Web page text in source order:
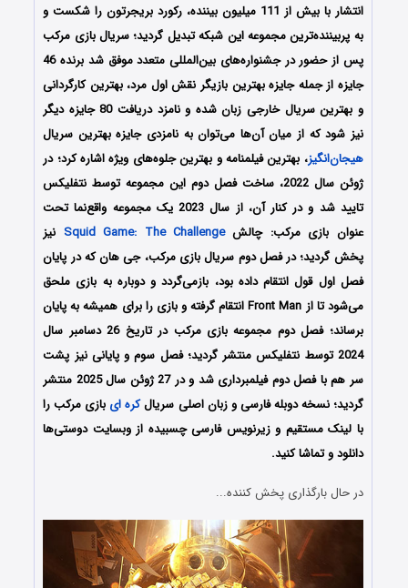
انتشار با بیش از 111 میلیون بیننده، رکورد بریجرتون را شکست و
به پربیننده‌ترین مجموعه این شبکه تبدیل گردید؛ سریال بازی مرکب
پس از حضور در جشنواره‌‌‌‌های بین‌المللی متعدد موفق شد برنده 46
جایزه از جمله جایزه بهترین بازیگر نقش اول مرد، بهترین کارگردانی
و بهترین سریال خارجی زبان شده و نامزد دریافت 80 جایزه دیگر
نیز شود که از میان آن‌ها می‌توان به نامزدی جایزه بهترین سریال
هیجان‌انگیز، بهترین فیلمنامه و بهترین جلوه‌های ویژه اشاره کرد؛ در
ژوئن سال 2022، ساخت فصل دوم این مجموعه توسط نتفلیکس
تایید شد و در کنار آن، از سال 2023 یک مجموعه واقع‌نما تحت
عنوان بازی مرکب: چالشSquid Game: The Challenge نیز
پخش گردید؛ در فصل دوم سریال بازی مرکب، جی هان که در پایان
فصل اول قول انتقام داده بود، بازمی‌گردد و دوباره به بازی ملحق
می‌شود تا از Front Man انتقام گرفته و بازی را برای همیشه به پایان
برساند؛ فصل دوم مجموعه بازی مرکب در تاریخ 26 دسامبر سال
2024 توسط نتفلیکس منتشر گردید؛ فصل سوم و پایانی نیز پشت
سر هم با فصل دوم فیلمبرداری شد و در 27 ژوئن سال 2025 منتشر
گردید؛ نسخه دوبله فارسی و زبان اصلی سریالکره ای بازی مرکب را
با لینک مستقیم و زیرنویس فارسی چسبیده از وبسایت دوستی‌ها
دانلود و تماشا کنید.
در حال بارگذاری پخش کننده...